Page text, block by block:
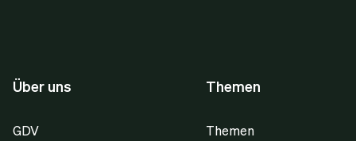
Über uns
GDV
Themen
Themen